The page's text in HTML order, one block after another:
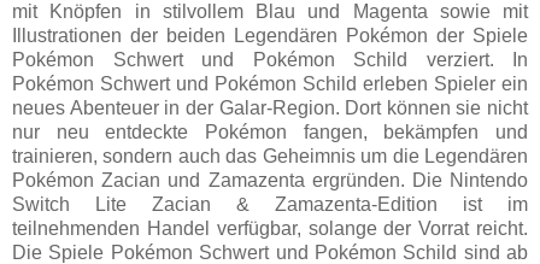
mit Knöpfen in stilvollem Blau und Magenta sowie mit
Illustrationen der beiden Legendären Pokémon der Spiele
Pokémon Schwert und Pokémon Schild
verziert. In
Pokémon Schwert und Pokémon Schild erleben Spieler ein
neues Abenteuer in der Galar-Region. Dort können sie nicht
nur neu entdeckte Pokémon fangen, bekämpfen und
trainieren, sondern auch das Geheimnis um die Legendären
Pokémon Zacian und Zamazenta ergründen. Die Nintendo
Switch Lite Zacian & Zamazenta-Edition ist im
teilnehmenden Handel verfügbar, solange der Vorrat reicht.
Die Spiele Pokémon Schwert und Pokémon Schild sind ab